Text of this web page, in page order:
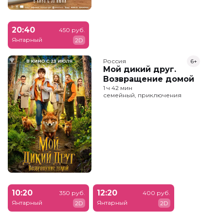
20:40
Янтарный
450 руб.
2D
Россия
Мой дикий друг.
Возвращение домой
6+
1 ч 42 мин
семейный, приключения
10:20
Янтарный
350 руб.
2D
12:20
Янтарный
400 руб.
2D